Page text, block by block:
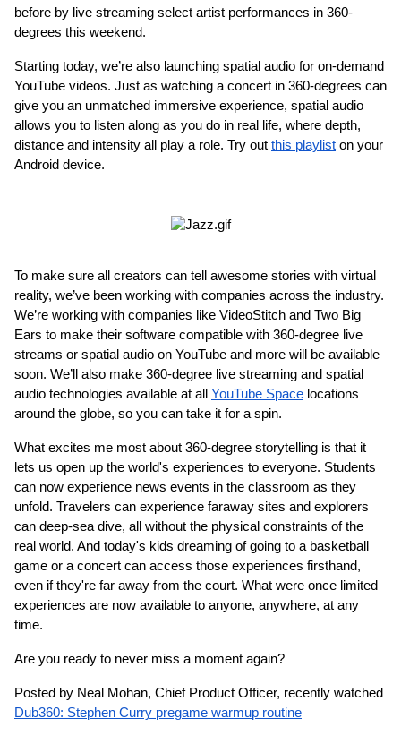
before by live streaming select artist performances in 360-
degrees this weekend.
Starting today, we’re also launching spatial audio for on-demand
YouTube videos. Just as watching a concert in 360-degrees can
give you an unmatched immersive experience, spatial audio
allows you to listen along as you do in real life, where depth,
distance and intensity all play a role. Try out this playlist on your
Android device.
To make sure all creators can tell awesome stories with virtual
reality, we’ve been working with companies across the industry.
We’re working with companies like VideoStitch and Two Big
Ears to make their software compatible with 360-degree live
streams or spatial audio on YouTube and more will be available
soon. We’ll also make 360-degree live streaming and spatial
audio technologies available at all YouTube Space locations
around the globe, so you can take it for a spin.
What excites me most about 360-degree storytelling is that it
lets us open up the world's experiences to everyone. Students
can now experience news events in the classroom as they
unfold. Travelers can experience faraway sites and explorers
can deep-sea dive, all without the physical constraints of the
real world. And today's kids dreaming of going to a basketball
game or a concert can access those experiences firsthand,
even if they're far away from the court. What were once limited
experiences are now available to anyone, anywhere, at any
time.
Are you ready to never miss a moment again?
Dub360: Stephen Curry pregame warmup routine